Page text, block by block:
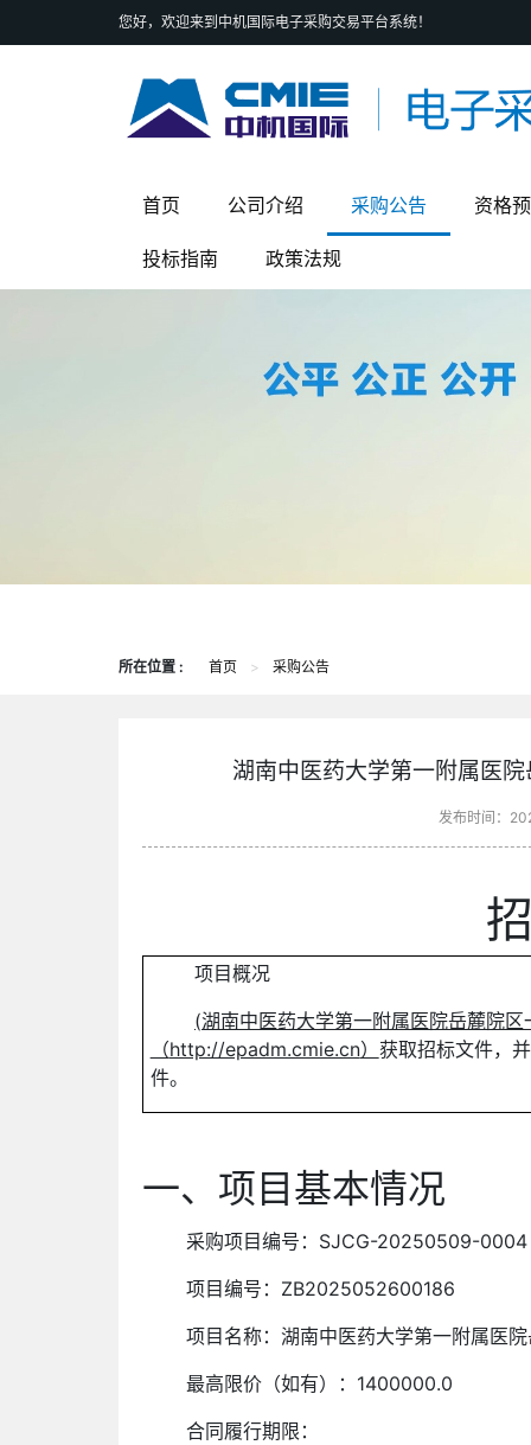
您好，欢迎来到中机国际电子采购交易平台系统！
首页 公司介绍 采购公告 资格
投标指南 政策法规
所在位置 : 首页 > 采购公告
湖南中医药大学第一附属医
发布时间：
项目概况
(湖南中医药大学第一附属医院岳麓院
（http://epadm.cmie.cn） 获取招标文件，
件。
一、项目基本情况
采购项目编号： SJCG-20250509-0004
项目编号： ZB2025052600186
项目名称：湖南中医药大学第一附属医
最高限价（如有）：1400000.0
合同履行期限：